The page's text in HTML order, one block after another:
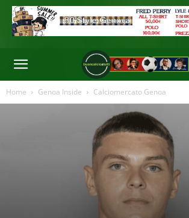
Home Genoa Inside Calciomercato Genoa
Di Redazione - 07 Lug 2026 22:36